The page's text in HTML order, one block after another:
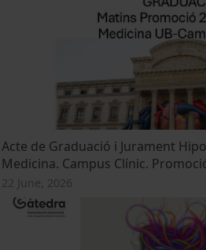
Acte de Graduació i Jurament
Medicina. Campus Clínic.
22 June, 2026